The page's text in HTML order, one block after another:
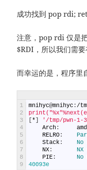
成功找到 pop rdi;
注意，pop rdi 仅是
$RDI，所以我们需
而幸运的是，程序里
1
2
3
4
5
6
7
8
9
mnihyc@mnihyc :/
*
'/tmp/pwn-1-
Arch :
RELRO :
Stack : No
NX : NX
PIE : No
40093e